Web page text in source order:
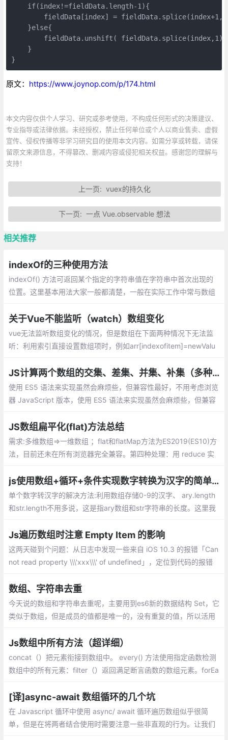
    if(index!=fieldData.length-1){
fieldData[index] = fieldData.splice(index+1,
    }else{
fieldData.unshift(
    }
}
原文： https://www.joynop.com/p/174.html
本文内容仅供个人学习、研究或参考使用，不构成任何形式的决策建议、
专业指导或法律依据。未经授权，禁止任何单位或个人以商业售卖、虚假
宣传、侵权传播等非学习研究目的使用本文内容。如需分享或转载，请保
留原文来源信息，不得篡改、删减内容或侵犯相关权益。感谢您的理解与
支持！
上一页: vuex的持久化
下一页: 一点 Vue.observable 想法
相关推荐
indexOf的三种使用方法
indexOf() 方法可返回某个指定的字符串值在字符串中首次出现的
位置。这里基本用法大家一般都清楚，一般在实际工作中常与数组
关于Vue不能监听（watch）数组变化
vue无法监听数组变化的情况，但是数组在下面两种情况下无法监
听：利用索引直接设置数组项时，例如arr[indexofitem]=newValu
JS计算两个数组的交集、差集、并集、补集（多种实现方式）
使用 ES5 语法来实现虽然会麻烦些，但兼容性最好，不用考虑浏览
器 JavaScript 版本，使用 ES5 语法来实现虽然会麻烦些，但兼容
方库。
JS数组扁平化(flat)方法总结
需求:多维数组=>一维数组 ；flat和flatMap方法为ES2019(ES10)方
法，目前还未在所有浏览器完全兼容。第四种处理：用 reduce 实
js使用数组+循环+条件实现数字转换为汉字的简单方法。
单个数字转汉字的解决方法:利用数组存储0-9的汉字、 ary.length
和str.length不用多说，这是指ary数组和str字符串的长度。这里我
为j的元素,在ary中索引为i的元素。
Js遍历数组时注意 Empty Item 的影响
这两天碰到个问题：从日志中发现一些来自 iOS 10.3 的报错「Can
not read property \\\'xxx\\\' of undefined」，定位到代码的报错
Object，但实际上出现了异常的元素
数组、字符串去重
今天说的数组和字符串去重呢，主要用到es6新的数据结构 Set，它
类似于数组，但是成员的值都是唯一的，没有重复的值，所以活用
Js数组中所有方法（超详细）
concat（）把元素衔接到数组中。 every() 方法使用指定函数检测
数组中的所有元素：filter（）返回满足断言函数的数组元素。forEa
[译]async-await 数组循环的几个坑
在 Javascript 循环中使用 async/ await 循环遍历数组似乎很简
单，但是在将两者结合使用时需要注意一些非直观的行为。让我们